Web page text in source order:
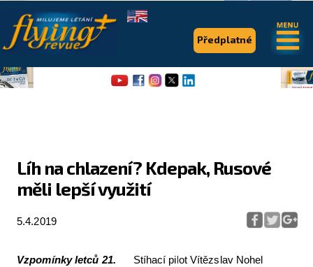
Líh na chlazení? Kdepak, Rusové
měli lepší využití
5.4.2019
Vzpomínky letců 21.
Stíhací pilot Vítězslav Nohel
Předplatné
.
Flying Revue